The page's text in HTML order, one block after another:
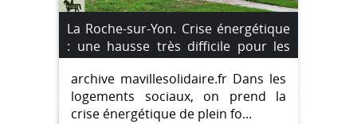
La Roche-sur-Yon. Crise énergétique
: une hausse très difficile pour les
locataires.
archive mavillesolidaire.fr Dans les
logements sociaux, on prend la
crise énergétique de plein fo...